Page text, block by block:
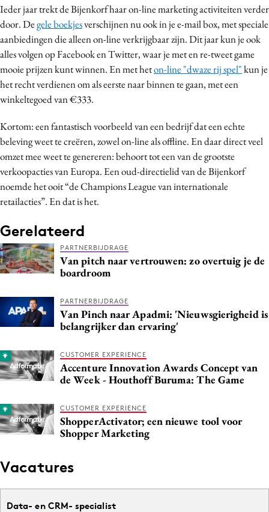
Ieder jaar trekt de Bijenkorf haar on-line marketing activiteiten verder
door. Degele boekjesverschijnen nu ook in je e-mail box, met speciale
aanbiedingen die alleen on-line verkrijgbaar zijn. Dit jaar kun je ook
alles volgen op Facebook en Twitter, waar je met en re-tweet game
mooie prijzen kunt winnen. En met heton-line "dwaze rij spel"kun je
het recht verdienen om als eerste naar binnen te gaan, met een
winkeltegoed van €333.
Kortom: een fantastisch voorbeeld van een bedrijf dat een echte
beleving weet te creëren, zowel on-line als offline. En daar direct veel
omzet mee weet te genereren: behoort tot een van de grootste
verkoopacties van Europa. Een oud-directielid van de Bijenkorf
noemde het ooit “de Champions League van internationale
retailacties”. En dat is het.
Gerelateerd
PARTNERBIJDRAGE
Van pitch naar vertrouwen: zo overtuig je de
boardroom
PARTNERBIJDRAGE
Van Pinch naar Apadmi: 'Nieuwsgierigheid is
belangrijker dan ervaring'
CUSTOMER EXPERIENCE
Accenture Innovation Awards Concept van
de Week - Houthoff Buruma: The Game
CUSTOMER EXPERIENCE
ShopperActivator; een nieuwe tool voor
Shopper Marketing
Vacatures
Data- en CRM- specialist